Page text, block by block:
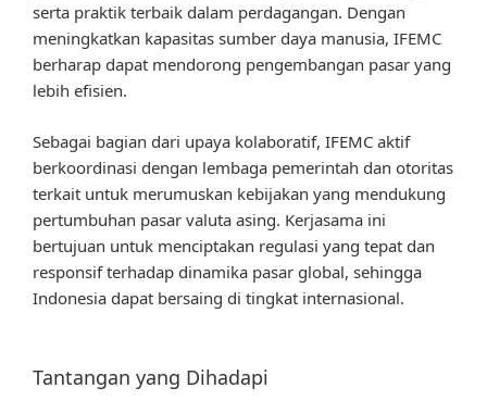
serta praktik terbaik dalam perdagangan. Dengan
meningkatkan kapasitas sumber daya manusia, IFEMC
berharap dapat mendorong pengembangan pasar yang
lebih efisien.
Sebagai bagian dari upaya kolaboratif, IFEMC aktif
berkoordinasi dengan lembaga pemerintah dan otoritas
terkait untuk merumuskan kebijakan yang mendukung
pertumbuhan pasar valuta asing. Kerjasama ini
bertujuan untuk menciptakan regulasi yang tepat dan
responsif terhadap dinamika pasar global, sehingga
Indonesia dapat bersaing di tingkat internasional.
Tantangan yang Dihadapi